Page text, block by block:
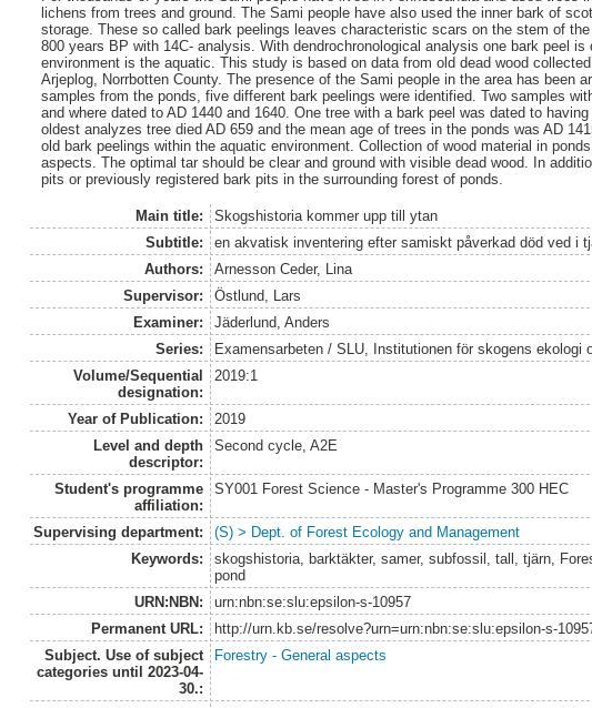
lichens from trees and ground. The Sami people have also used the inner bark of
storage. These so called bark peelings leaves characteristic scars on the stem of
800 years BP with 14C- analysis. With dendrochronological analysis one bark peel is
environment is the aquatic. This study is based on data from old dead wood
Arjeplog, Norrbotten County. The presence of the Sami people in the area has been
samples from the ponds, five different bark peelings were identified. Two samples
and where dated to AD 1440 and 1640. One tree with a bark peel was dated to
oldest analyzes tree died AD 659 and the mean age of trees in the ponds was AD
old bark peelings within the aquatic environment. Collection of wood material in
aspects. The optimal tar should be clear and ground with visible dead wood. In
pits or previously registered bark pits in the surrounding forest of ponds.
Main title:
Skogshistoria kommer upp till ytan
Subtitle:
en akvatisk inventering efter samiskt påverkad död ved i
Authors:
Arnesson Ceder, Lina
Supervisor:
Östlund, Lars
Examiner:
Jäderlund, Anders
Series:
Examensarbeten / SLU, Institutionen för skogens ekologi
Volume/Sequential
designation:
2019:1
Year of Publication:
2019
Level and depth
descriptor:
Second cycle, A2E
Student's programme
affiliation:
SY001 Forest Science - Master's Programme 300 HEC
Supervising department:
(S) > Dept. of Forest Ecology and Management
Keywords:
skogshistoria, barktäkter, samer, subfossil, tall, tjärn,
pond
URN:NBN:
urn:nbn:se:slu:epsilon-s-10957
Permanent URL:
http://urn.kb.se/resolve?urn=urn:nbn:se:slu:epsilon-s-
Subject. Use of subject
categories until 2023-04-
30.:
Forestry - General aspects